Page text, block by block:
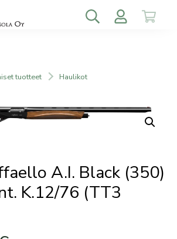
tuotteet Haulikot
A.I. Black (350)
K.12/76 (TT3